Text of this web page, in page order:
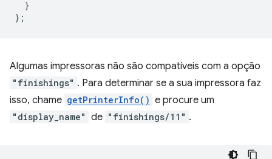
}
};
Algumas impressoras não são compatíveis com a opção
"finishings" . Para determinar se a sua impressora faz
isso, chame getPrinterInfo() e procure um
"display_name" de "finishings/11" .